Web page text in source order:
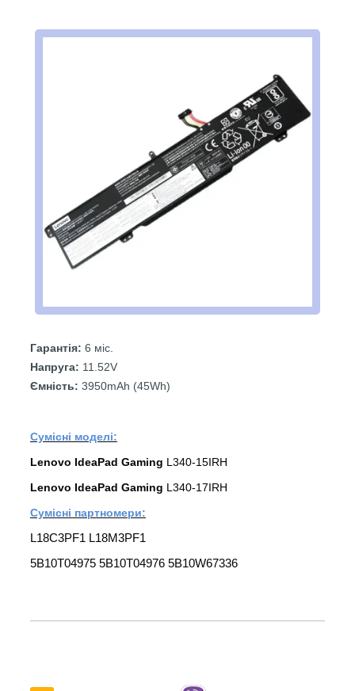
Гарантія: 6 міс.
Напруга: 11.52V
Ємність: 3950mAh (45Wh)
Сумісні моделі:
Lenovo IdeaPad Gaming L340-15IRH
Lenovo IdeaPad Gaming L340-17IRH
Сумісні партномери:
L18C3PF1 L18M3PF1
5B10T04975 5B10T04976 5B10W67336